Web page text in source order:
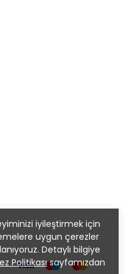
iyileştirmek için
uygun çerezler
Detaylı bilgiye
Politikasısayfamızdan